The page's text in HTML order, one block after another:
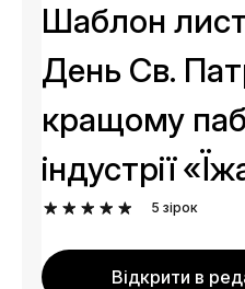
Шаблон
День Cв.
кращому
індустрії
5 зірок
Відкрити в